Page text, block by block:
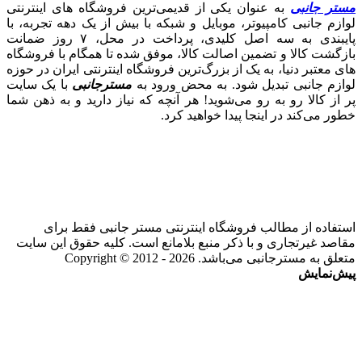
مستر جانبی به عنوان یکی از قدیمی‌ترین فروشگاه های اینترنتی
لوازم جانبی کامپیوتر، موبایل و شبکه با بیش از یک دهه تجربه، با
پایبندی به سه اصل کلیدی، پرداخت در محل، ۷ روز ضمانت
بازگشت کالا و تضمین اصالت کالا، موفق شده تا همگام با فروشگاه‌
های معتبر دنیا، به یک از بزرگ‌ترین فروشگاه اینترنتی ایران در حوزه
لوازم جانبی تبدیل شود. به محض ورود به مسترجانبی با یک سایت
پر از کالا رو به رو می‌شوید! هر آنچه که نیاز دارید و به ذهن شما
خطور می‌کند در اینجا پیدا خواهید کرد.
استفاده از مطالب فروشگاه اینترنتی مستر جانبی فقط برای
مقاصد غیرتجاری و با ذکر منبع بلامانع است. کلیه حقوق این سایت
متعلق به مسترجانبی می‌باشد. Copyright © 2012 - 2026
پیش‌نمایش